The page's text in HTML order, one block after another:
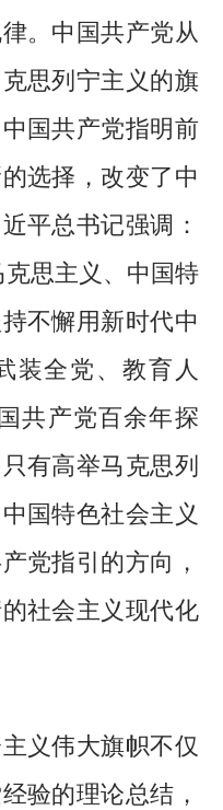
。中国共产党从
思列宁主义的旗
国共产党指明前
选择，改变了中
平总书记强调：
思主义、中国特
不懈用新时代中
装全党、教育人
共产党百余年探
有高举马克思列
国特色社会主义
党指引的方向，
社会主义现代化
义伟大旗帜不仅
验的理论总结，